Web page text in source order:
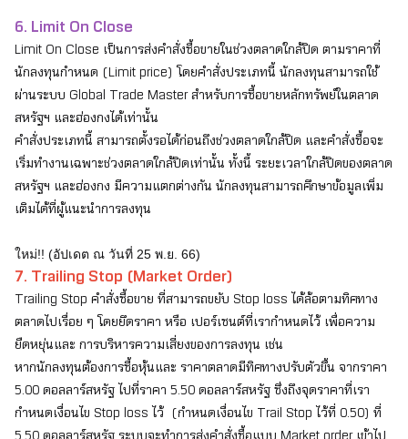
6. Limit On Close
Limit On Close เป็นการส่งคำสั่งซื้อขายในช่วงตลาดใกล้ปิด ตามราคาที่
นักลงทุนกำหนด (Limit price) โดยคำสั่งประเภทนี้ นักลงทุนสามารถใช้
ผ่านระบบ Global Trade Master สำหรับการซื้อขายหลักทรัพย์ในตลาด
สหรัฐฯ และฮ่องกงได้เท่านั้น
คำสั่งประเภทนี้ สามารถตั้งรอได้ก่อนถึงช่วงตลาดใกล้ปิด และคำสั่งซื้อจะ
เริ่มทำงานเฉพาะช่วงตลาดใกล้ปิดเท่านั้น ทั้งนี้ ระยะเวลาใกล้ปิดของตลาด
สหรัฐฯ และฮ่องกง มีความแตกต่างกัน นักลงทุนสามารถศึกษาข้อมูลเพิ่ม
เติมได้ที่ผู้แนะนำการลงทุน
ใหม่!! (อัปเดต ณ วันที่ 25 พ.ย. 66)
7. Trailing Stop (Market Order)
Trailing Stop คำสั่งซื้อขาย ที่สามารถขยับ Stop loss ได้ล้อตามทิศทาง
ตลาดไปเรื่อย ๆ โดยยึดราคา หรือ เปอร์เซนต์ที่เรากำหนดไว้ เพื่อความ
ยืดหยุ่นและ การบริหารความเสี่ยงของการลงทุน เช่น
หากนักลงทุนต้องการซื้อหุ้นและ ราคาตลาดมีทิศทางปรับตัวขึ้น จากราคา
5.00 ดอลลาร์สหรัฐ ไปที่ราคา 5.50 ดอลลาร์สหรัฐ ซึ่งถึงจุดราคาที่เรา
กำหนดเงื่อนไข Stop loss ไว้ (กำหนดเงื่อนไข Trail Stop ไว้ที่ 0.50) ที่